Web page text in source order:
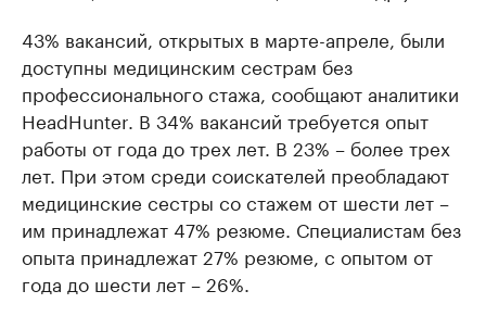
43% вакансий, открытых в марте-апреле, были
доступны медицинским сестрам без
профессионального стажа, сообщают аналитики
HeadHunter. В 34% вакансий требуется опыт
работы от года до трех лет. В 23% – более трех
лет. При этом среди соискателей преобладают
медицинские сестры со стажем от шести лет –
им принадлежат 47% резюме. Специалистам без
опыта принадлежат 27% резюме, с опытом от
года до шести лет – 26%.